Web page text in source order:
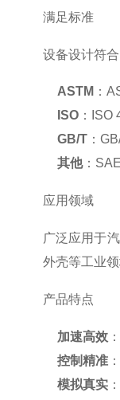
满足标准
设备设计符
ASTM ：
ISO ：ISO
GB/T ：
其他：
应用领域
广泛应用于
外壳等工业
产品特点
加速高效
控制精准
模拟真实